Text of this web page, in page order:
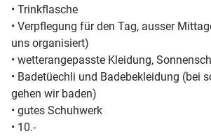
•⁠ ⁠Trinkflasche
•⁠ Verpflegung für den Tag, ausser
uns organisiert)
•⁠ ⁠wetterangepasste Kleidung,
•⁠ ⁠Badetüechli und Badebekleidung (bei
gehen wir baden)
•⁠ ⁠gutes Schuhwerk
•⁠ ⁠10.-